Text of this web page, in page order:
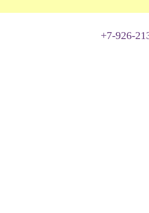
+7-926-